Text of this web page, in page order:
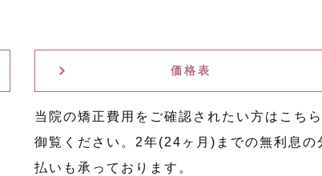
価格表
当院の矯正費用をご確認されたい方はこち
御覧ください。2年(24ヶ月)までの無利息の
払いも承っております。